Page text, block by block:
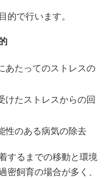
的で行います。
あたってのストレスの
けたストレスからの回
性のある病気の除去
するまでの移動と環境
密飼育の場合が多く、